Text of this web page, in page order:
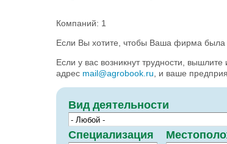
Компаний: 1
Если Вы хотите, чтобы Ваша фирма была
Если у вас возникнут трудности,
адрес mail@agrobook.ru , и ваше
Вид деятельности
Специализация